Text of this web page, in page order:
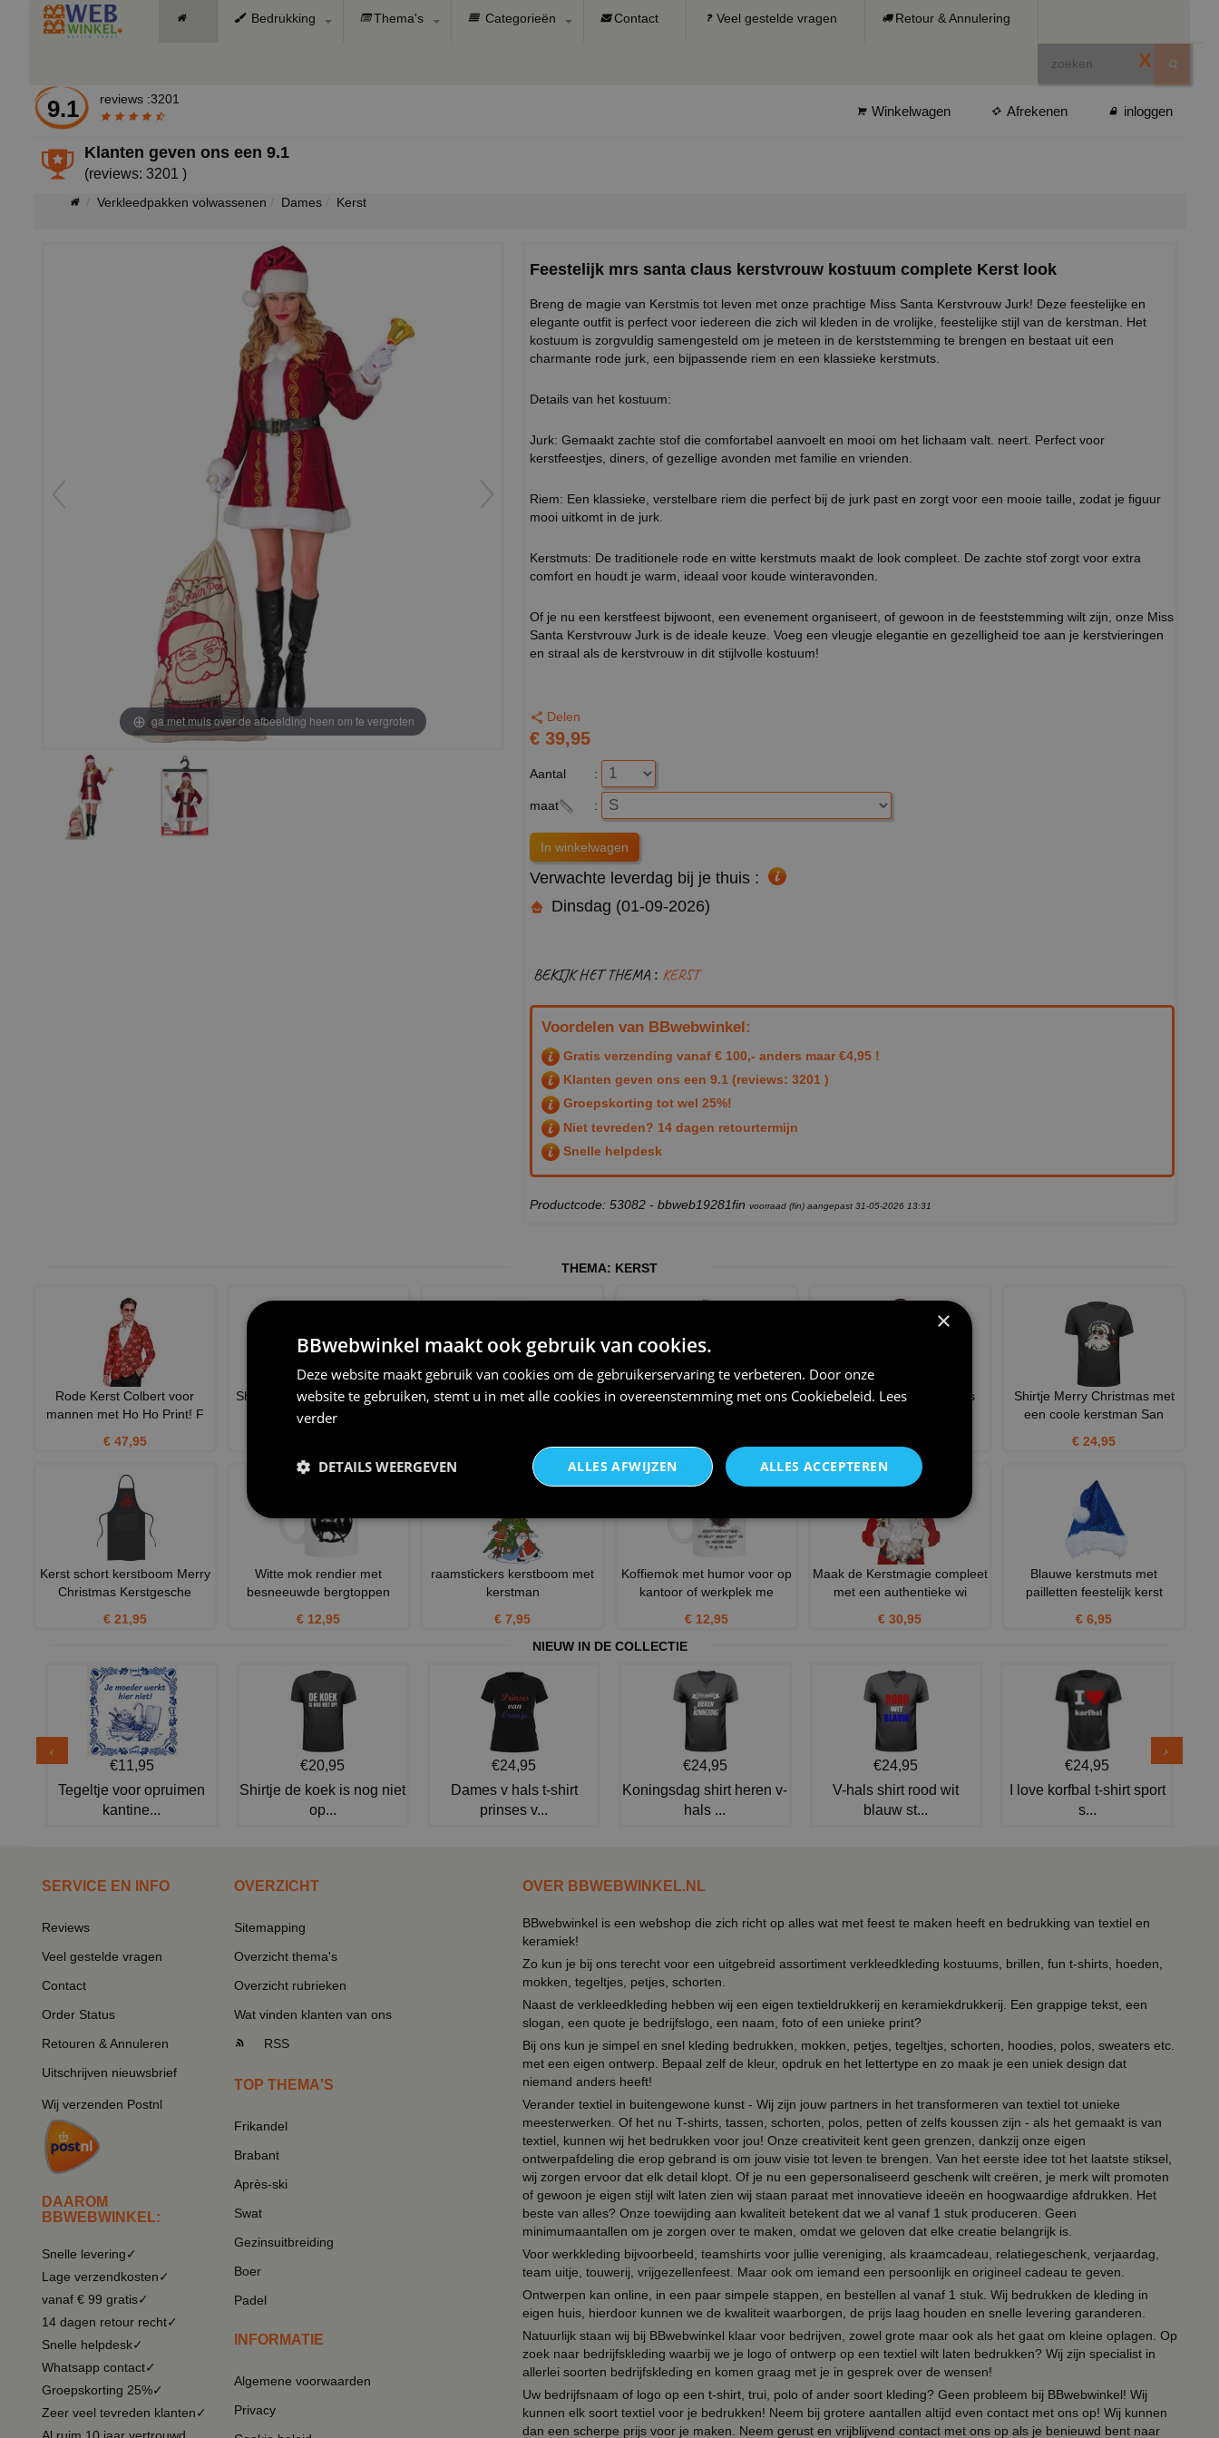
Bedrukking Thema's Categorieën Contact Veel gestelde vragen Retour & Annulering
X
9.1 reviews :3201
Winkelwagen Afrekenen inloggen
Klanten geven ons een9.1
(reviews: 3201 )
Verkleedpakken volwassenen Dames Kerst
ga met muis over de afbeelding heen om te vergroten
Feestelijk mrs santa claus kerstvrouw kostuum complete Kerst look
Breng de magie van Kerstmis tot leven met onze prachtige Miss Santa Kerstvrouw Jurk! Deze feestelijke en
elegante outfit is perfect voor iedereen die zich wil kleden in de vrolijke, feestelijke stijl van de kerstman. Het
kostuum is zorgvuldig samengesteld om je meteen in de kerststemming te brengen en bestaat uit een
charmante rode jurk, een bijpassende riem en een klassieke kerstmuts.
Details van het kostuum:
Jurk: Gemaakt zachte stof die comfortabel aanvoelt en mooi om het lichaam valt. neert. Perfect voor
kerstfeestjes, diners, of gezellige avonden met familie en vrienden.
Riem: Een klassieke, verstelbare riem die perfect bij de jurk past en zorgt voor een mooie taille, zodat je figuur
mooi uitkomt in de jurk.
Kerstmuts: De traditionele rode en witte kerstmuts maakt de look compleet. De zachte stof zorgt voor extra
comfort en houdt je warm, ideaal voor koude winteravonden.
Of je nu een kerstfeest bijwoont, een evenement organiseert, of gewoon in de feeststemming wilt zijn, onze Miss
Santa Kerstvrouw Jurk is de ideale keuze. Voeg een vleugje elegantie en gezelligheid toe aan je kerstvieringen
en straal als de kerstvrouw in dit stijlvolle kostuum!
Delen
€ 39,95
Aantal :
maat :
Verwachte leverdag bij je thuis :
Dinsdag (01-09-2026)
BEKIJK HET THEMA : KERST
Voordelen van BBwebwinkel:
Gratis verzending vanaf € 100,- anders maar €4,95 !
Klanten geven ons een 9.1 (reviews: 3201 )
Groepskorting tot wel 25%!
Niet tevreden? 14 dagen retourtermijn
Snelle helpdesk
Productcode: 53082 - bbweb19281fin voorraad (fin) aangepast 31-05-2026 13:31
THEMA: KERST
Rode Kerst Colbert voor
mannen met Ho Ho Print! F
€ 47,95
Shirtje lange mouw kerstmus
voor kerst!
Vrolijk kerstmis grappig T-shirt
De kerstman hoodie voor een
glitter kerstboom stropdas
Shirtje Merry Christmas met
een coole kerstman San
€ 24,95
Kerst schort kerstboom Merry
Christmas Kerstgesche
€ 21,95
Witte mok rendier met
besneeuwde bergtoppen
€ 12,95
raamstickers kerstboom met
kerstman
€ 7,95
Koffiemok met humor voor op
kantoor of werkplek me
€ 12,95
Maak de Kerstmagie compleet
met een authentieke wi
€ 30,95
Blauwe kerstmuts met
pailletten feestelijk kerst
€ 6,95
NIEUW IN DE COLLECTIE
€11,95
Tegeltje voor opruimen
kantine...
€20,95
Shirtje de koek is nog niet
op...
€24,95
Dames v hals t-shirt
prinses v...
€24,95
Koningsdag shirt heren v-
hals ...
€24,95
V-hals shirt rood wit
blauw st...
€24,95
I love korfbal t-shirt sport
s...
SERVICE EN INFO
Reviews
Veel gestelde vragen
Contact
Order Status
Retouren & Annuleren
Uitschrijven nieuwsbrief
Wij verzenden Postnl
DAAROM
BBWEBWINKEL:
Snelle levering✓
Lage verzendkosten✓
vanaf € 99 gratis✓
14 dagen retour recht✓
Snelle helpdesk✓
Whatsapp contact✓
Groepskorting 25%✓
Zeer veel tevreden klanten✓
OVERZICHT
Sitemapping
Overzicht thema's
Overzicht rubrieken
Wat vinden klanten van ons
RSS
TOP THEMA'S
Frikandel
Brabant
Après-ski
Swat
Gezinsuitbreiding
Boer
Padel
INFORMATIE
Algemene voorwaarden
Privacy
OVER BBWEBWINKEL.NL
BBwebwinkel is een webshop die zich richt op alles wat met feest te maken heeft en bedrukking van textiel en
keramiek!
Zo kun je bij ons terecht voor een uitgebreid assortiment verkleedkleding kostuums, brillen, fun t-shirts, hoeden,
mokken, tegeltjes, petjes, schorten.
Naast de verkleedkleding hebben wij een eigen textieldrukkerij en keramiekdrukkerij. Een grappige tekst, een
slogan, een quote je bedrijfslogo, een naam, foto of een unieke print?
Bij ons kun je simpel en snel kleding bedrukken, mokken, petjes, tegeltjes, schorten, hoodies, polos, sweaters etc.
met een eigen ontwerp. Bepaal zelf de kleur, opdruk en het lettertype en zo maak je een uniek design dat
niemand anders heeft!
Verander textiel in buitengewone kunst - Wij zijn jouw partners in het transformeren van textiel tot unieke
meesterwerken. Of het nu T-shirts, tassen, schorten, polos, petten of zelfs koussen zijn - als het gemaakt is van
textiel, kunnen wij het bedrukken voor jou! Onze creativiteit kent geen grenzen, dankzij onze eigen
ontwerpafdeling die erop gebrand is om jouw visie tot leven te brengen. Van het eerste idee tot het laatste stiksel,
wij zorgen ervoor dat elk detail klopt. Of je nu een gepersonaliseerd geschenk wilt creëren, je merk wilt promoten
of gewoon je eigen stijl wilt laten zien wij staan paraat met innovatieve ideeën en hoogwaardige afdrukken. Het
beste van alles? Onze toewijding aan kwaliteit betekent dat we al vanaf 1 stuk produceren. Geen
minimumaantallen om je zorgen over te maken, omdat we geloven dat elke creatie belangrijk is.
Voor werkkleding bijvoorbeeld, teamshirts voor jullie vereniging, als kraamcadeau, relatiegeschenk, verjaardag,
team uitje, touwerij, vrijgezellenfeest. Maar ook om iemand een persoonlijk en origineel cadeau te geven.
Ontwerpen kan online, in een paar simpele stappen, en bestellen al vanaf 1 stuk. Wij bedrukken de kleding in
eigen huis, hierdoor kunnen we de kwaliteit waarborgen, de prijs laag houden en snelle levering garanderen.
Natuurlijk staan wij bij BBwebwinkel klaar voor bedrijven, zowel grote maar ook als het gaat om kleine oplagen. Op
zoek naar bedrijfskleding waarbij we je logo of ontwerp op een textiel wilt laten bedrukken? Wij zijn specialist in
allerlei soorten bedrijfskleding en komen graag met je in gesprek over de wensen!
Uw bedrijfsnaam of logo op een t-shirt, trui, polo of ander soort kleding? Geen probleem bij BBwebwinkel! Wij
kunnen elk soort textiel voor je bedrukken! Neem bij grotere aantallen altijd even contact met ons op! Wij kunnen
dan een scherpe prijs voor je maken. Neem gerust en vrijblijvend contact met ons op als je benieuwd bent naar
×
BBwebwinkel maakt ook gebruik van cookies.
Deze website maakt gebruik van cookies om de gebruikerservaring te verbeteren. Door onze
website te gebruiken, stemt u in met alle cookies in overeenstemming met ons Cookiebeleid. Lees
verder
ALLES ACCEPTEREN
ALLES AFWIJZEN
DETAILS WEERGEVEN